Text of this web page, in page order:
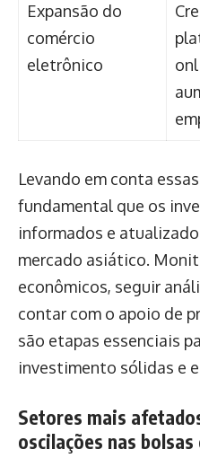
Expansão do
comércio
eletrônico
Levando em conta
fundamental que os
informados e
mercado asiático.
econômicos, seguir
contar com o apoio de
são etapas essenciais
investimento sólidas e
Setores mais
oscilações nas bolsas